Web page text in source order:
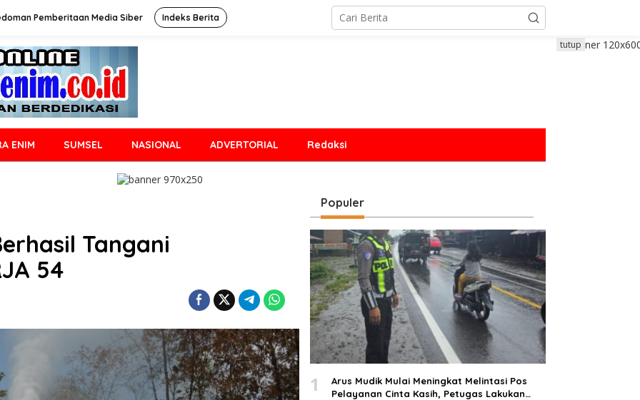
Pemberitaan Media Siber Indeks Berita
ENIM SUMSEL NASIONAL ADVERTORIAL Redaksi
tutup
Tangani
54
Populer
1
Arus Mudik Mulai Meningkat Melintasi Pos
Pelayanan Cinta Kasih, Petugas Lakukan